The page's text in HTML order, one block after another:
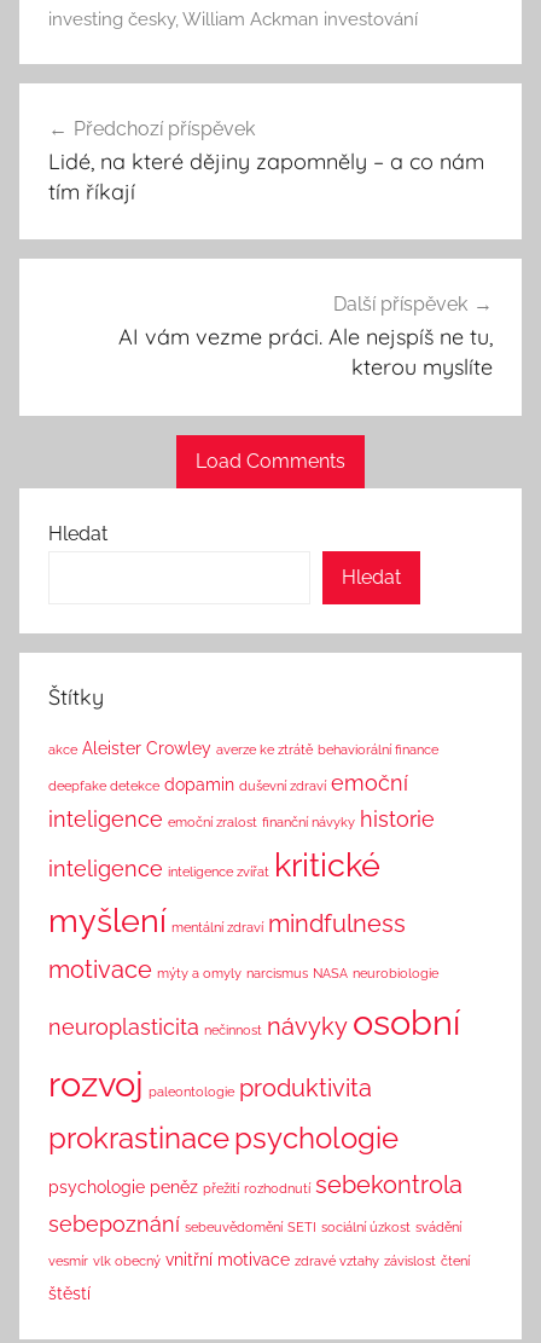
investing česky,William Ackman investování
pro
příspěvek
Předchozí příspěvek
Lidé, na které dějiny zapomněly – a co nám
tím říkají
Další příspěvek
AI vám vezme práci. Ale nejspíš ne tu,
kterou myslíte
Load Comments
Hledat
Hledat
Štítky
akce Aleister Crowley averze ke ztrátě behaviorální finance
deepfake detekce dopamin duševní zdraví emoční
inteligence emoční zralost finanční návyky historie
inteligence inteligence zvířat kritické
myšlení mentální zdraví mindfulness
motivace mýty a omyly narcismus NASA neurobiologie
neuroplasticita nečinnost návyky osobní
rozvoj paleontologie produktivita
prokrastinacepsychologie
psychologie peněz přežití rozhodnutí sebekontrola
sebepoznání sebeuvědomění SETI sociální úzkost svádění
vesmír vlk obecný vnitřní motivace zdravé vztahy závislost čtení
štěstí